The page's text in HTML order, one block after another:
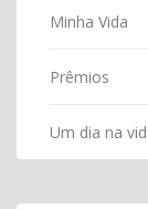
Minha Vida
Prêmios
Um dia na